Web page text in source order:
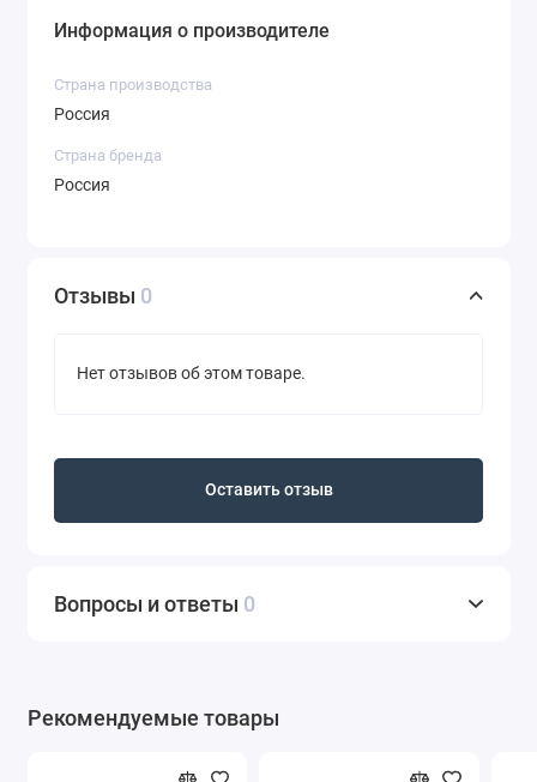
Информация о производителе
Страна производства
Россия
Страна бренда
Россия
Отзывы 0
Нет отзывов об этом товаре.
Оставить отзыв
Вопросы и ответы 0
Рекомендуемые товары